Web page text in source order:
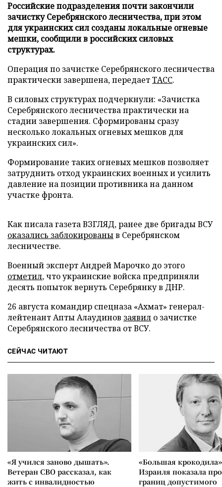
Российские подразделения почти закончили
зачистку Серебрянского лесничества, при этом
для украинских сил созданы локальные огневые
мешки, сообщили в российских силовых
структурах.
Операция по зачистке Серебрянского лесничества
практически завершена, передаетТАСС.
В силовых структурах подчеркнули: «Зачистка
Серебрянского лесничества практически на
стадии завершения. Сформированы сразу
несколько локальных огневых мешков для
украинских сил».
Формирование таких огневых мешков позволяет
затруднить отход украинских военных и усилить
давление на позиции противника на данном
участке фронта.
Как писала газета ВЗГЛЯД, ранее две бригады ВСУ
оказались заблокированыв Серебрянском
лесничестве.
Военный эксперт Андрей Марочко до этого
отметил, что украинские войска предприняли
десять попыток вернуть Серебрянку в ДНР.
26 августа командир спецназа «Ахмат» генерал-
лейтенант Апты Алаудинов заявил о зачистке
Серебрянского лесничества от ВСУ.
СЕЙЧАС ЧИТАЮТ
«Я учился заново дышать».
Ветеран СВО рассказал, как
жить с инвалидностью
«Большая
Израиля показала
границ допустимого